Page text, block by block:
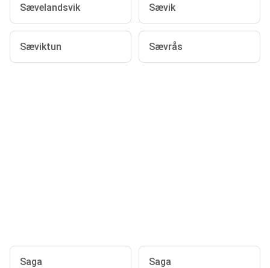
Sævelandsvik Sævik
Sæviktun Sævrås
Saga Saga